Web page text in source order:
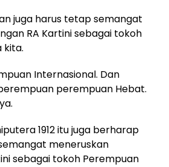
juga harus tetap semangat
RA Kartini sebagai tokoh
kita.
Internasional. Dan
perempuan Hebat.
1912 itu juga berharap
meneruskan
sebagai tokoh Perempuan